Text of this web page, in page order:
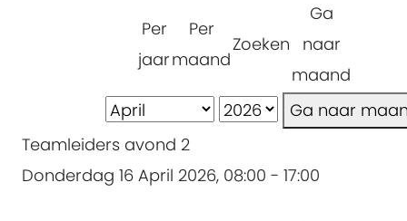
Per
jaar
Per
maand
Zoeken
Ga
naar
maand
Ga naar
Teamleiders avond 2
Donderdag 16 April 2026, 08:00 - 17:00